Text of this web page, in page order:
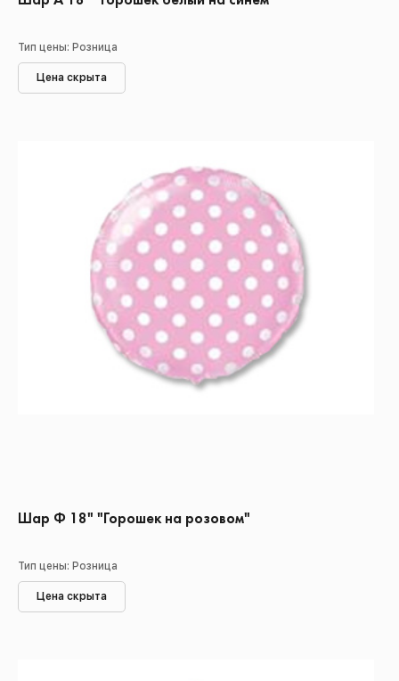
Тип цены: Розница
Цена скрыта
Шар Ф 18" "Горошек на розовом"
Тип цены: Розница
Цена скрыта